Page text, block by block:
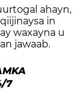
ahayn,
in
waxayna u
jawaab.
7